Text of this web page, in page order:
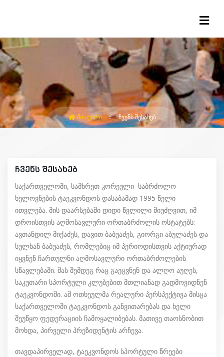
ᲛᲗᲐᲕᲐᲠᲘ ᲩᲕᲔᲜᲡ ᲨᲔᲡᲐᲮᲔᲑ
ჩვენს შესახებ
საქართველოში, სამხრეთ კორეული საბრძოლო
ხელოვნების ტაეკვონდოს დასაბამად 1995 წელი
ითვლება. მის დაარსებაში დიდი წვლილი მიუძღვით, იმ
დროისთვის აღმოსავლური ორთაბრძოლის ოსტატებს:
ავთანდილ მიქაძეს, დავით ბაბუაძეს, გიორგი აბულაძეს და
სულხან ბაბუაძეს, რომლებიც იმ პერიოდისთვის აქტიურად
იყვნენ ჩართულნი აღმოსავლური ორთაბრძოლების
სწავლებაში. მას შემდეგ რაც გაეცვნენ და ალღო აუღეს,
საკუთარი სპორტული კლუბებით მთლიანად გადმოვიდნენ
ტაეკვონდოში. ამ ოთხეულმა რეალური პერსპექტივა მისცა
საქართველოში ტაეკვონდოს განვითარებას და ხელი
შეუწყო ფედერაციის ჩამოყალიბებას. მათივე თაოსნობით
მოხდა, პირველი პრეზიდენტის არჩევა.
თავდაპირველად, ტაეკვონდოს სპორტული წრეები